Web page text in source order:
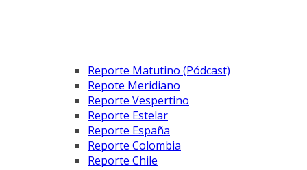
Reporte Matutino (Pódcast)
Repote Meridiano
Reporte Vespertino
Reporte Estelar
Reporte España
Reporte Colombia
Reporte Chile